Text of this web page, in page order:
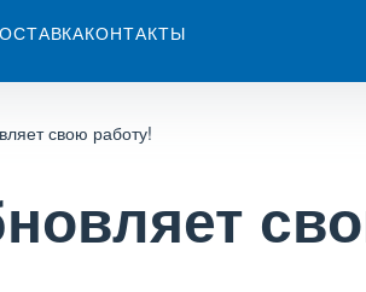
КОНТАКТЫ
свою работу!